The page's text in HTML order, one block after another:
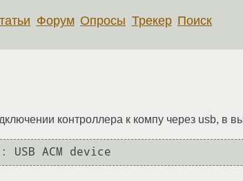
Форум Опросы Трекер Поиск
контроллера к компу через usb, в